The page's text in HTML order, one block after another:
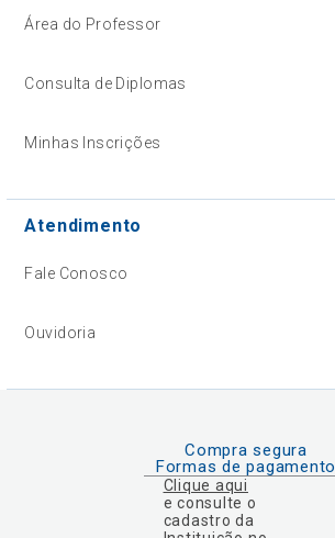
Área do Professor
Consulta de Diplomas
Minhas Inscrições
Atendimento
Fale Conosco
Ouvidoria
Compra segura
Formas de pagamento
Clique aqui
e consulte o
cadastro da